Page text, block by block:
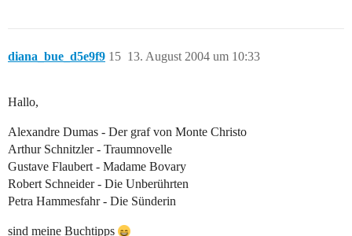
diana_bue_d5e9f9 13. August 2004 um 10:33
15
Hallo,
Alexandre Dumas - Der graf von Monte Christo
Arthur Schnitzler - Traumnovelle
Gustave Flaubert - Madame Bovary
Robert Schneider - Die Unberührten
Petra Hammesfahr - Die Sünderin
sind meine Buchtipps